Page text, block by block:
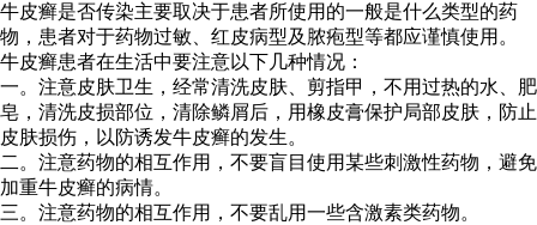
牛皮癣是否传染主要取决于患者所使用的一般是什么类型的药
物，患者对于药物过敏、红皮病型及脓疱型等都应谨慎使用。
牛皮癣患者在生活中要注意以下几种情况：
一。注意皮肤卫生，经常清洗皮肤、剪指甲，不用过热的水、肥
皂，清洗皮损部位，清除鳞屑后，用橡皮膏保护局部皮肤，防止
皮肤损伤，以防诱发牛皮癣的发生。
二。注意药物的相互作用，不要盲目使用某些刺激性药物，避免
加重牛皮癣的病情。
三。注意药物的相互作用，不要乱用一些含激素类药物。